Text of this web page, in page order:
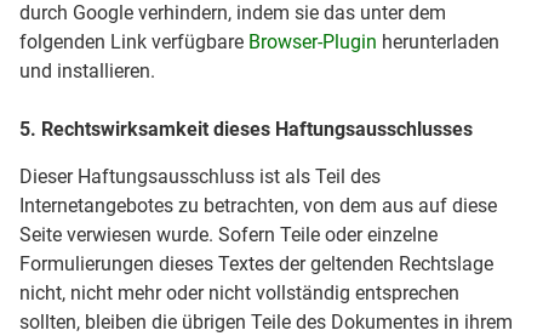
durch Google verhindern, indem sie das unter dem
folgenden Link verfügbare Browser-Plugin herunterladen
und installieren.
5. Rechtswirksamkeit dieses Haftungsausschlusses
Dieser Haftungsausschluss ist als Teil des
Internetangebotes zu betrachten, von dem aus auf diese
Seite verwiesen wurde. Sofern Teile oder einzelne
Formulierungen dieses Textes der geltenden Rechtslage
nicht, nicht mehr oder nicht vollständig entsprechen
sollten, bleiben die übrigen Teile des Dokumentes in ihrem